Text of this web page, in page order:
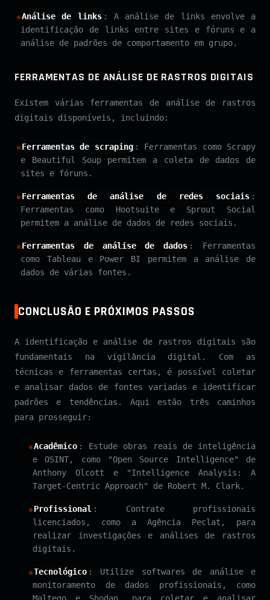
Análise de links : A análise de links envolve a
identificação de links entre sites e fóruns e a
análise de padrões de comportamento em grupo.
FERRAMENTAS DE ANÁLISE DE RASTROS DIGITAIS
Existem várias ferramentas de análise de rastros
digitais disponíveis, incluindo:
Ferramentas de scraping : Ferramentas como Scrapy
e Beautiful Soup permitem a coleta de dados de
sites e fóruns.
Ferramentas de análise de redes sociais :
Ferramentas como Hootsuite e Sprout Social
permitem a análise de dados de redes sociais.
Ferramentas de análise de dados : Ferramentas
como Tableau e Power BI permitem a análise de
dados de várias fontes.
CONCLUSÃO E PRÓXIMOS PASSOS
A identificação e análise de rastros digitais são
fundamentais na vigilância digital. Com as
técnicas e ferramentas certas, é possível coletar
e analisar dados de fontes variadas e identificar
padrões e tendências. Aqui estão três caminhos
para prosseguir:
Acadêmico : Estude obras reais de inteligência
e OSINT, como "Open Source Intelligence" de
Anthony Olcott e "Intelligence Analysis: A
Target-Centric Approach" de Robert M. Clark.
Profissional : Contrate profissionais
licenciados, como a Agência Peclat, para
realizar investigações e análises de rastros
digitais.
Tecnológico : Utilize softwares de análise e
monitoramento de dados profissionais, como
Maltego e Shodan, para coletar e analisar